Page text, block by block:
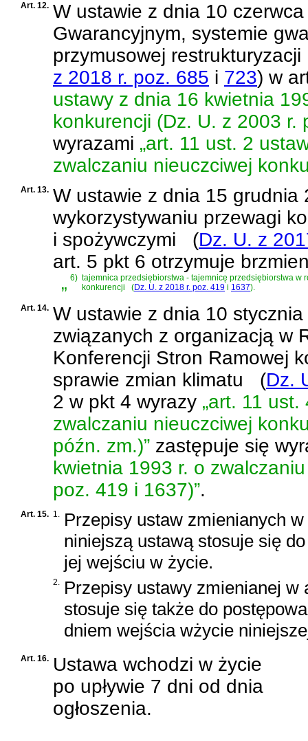
Art. 12. W ustawie z dnia 10
Gwarancyjnym, systemie
przymusowej restrukturyzacji
z 2018 r. poz. 685 i 723) w
ustawy z dnia 16 kwietnia
konkurencji (Dz. U. z 2003 r.
wyrazami „art. 11 ust. 2
zwalczaniu nieuczciwej
Art. 13. W ustawie z dnia 15 grudnia
wykorzystywaniu przewagi
i spożywczymi
(Dz. U. z
art. 5 pkt 6 otrzymuje
„6) tajemnica przedsiębiorstwa - tajemnicę przedsiębiorstwa w
konkurencji
(Dz. U. z 2018 r. poz. 419 i 1637).
Art. 14. W ustawie z dnia 10
związanych z organizacją w
Konferencji Stron Ramowej
sprawie zmian klimatu
(Dz.
2 w pkt 4 wyrazy „art. 11
zwalczaniu nieuczciwej
późn. zm.)” zastępuje się
kwietnia 1993 r. o
poz. 419 i 1637)”.
Art. 15. 1. Przepisy ustaw zmienianych
niniejszą ustawą stosuje się
jej wejściu w życie.
2. Przepisy ustawy zmienianej
stosuje się także do
dniem wejścia wżycie
Art. 16. Ustawa wchodzi w życie
po upływie 7 dni od dnia
ogłoszenia.